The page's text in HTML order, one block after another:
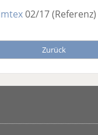
02/17(Referenz)
Zurück